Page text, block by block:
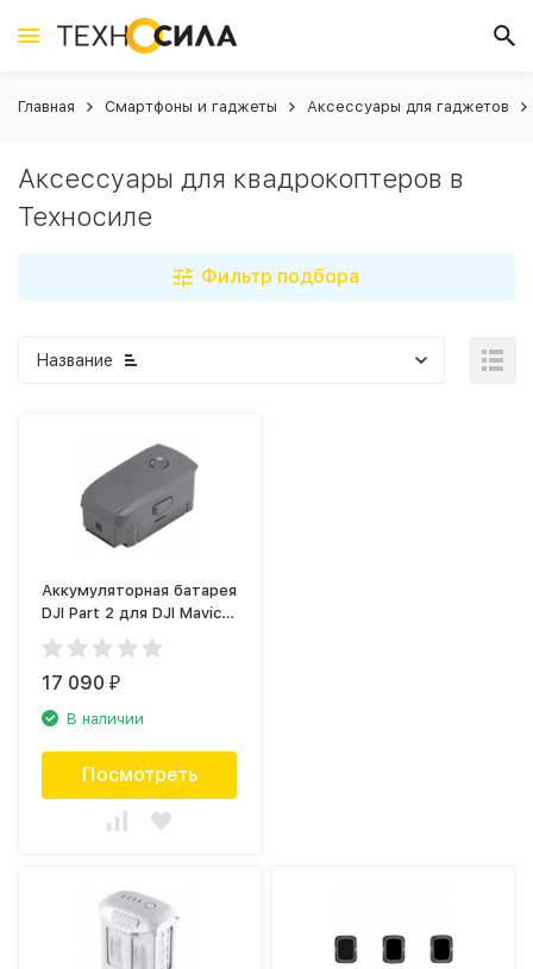
Главная Смартфоны и гаджеты Аксессуары для гаджетов
Аксессуары для квадрокоптеров в
Техносиле
Фильтр подбора
Название
Аккумуляторная батарея
DJI Part 2 для DJI Mavic 2
Enterprise
17 090₽
В наличии
Посмотреть